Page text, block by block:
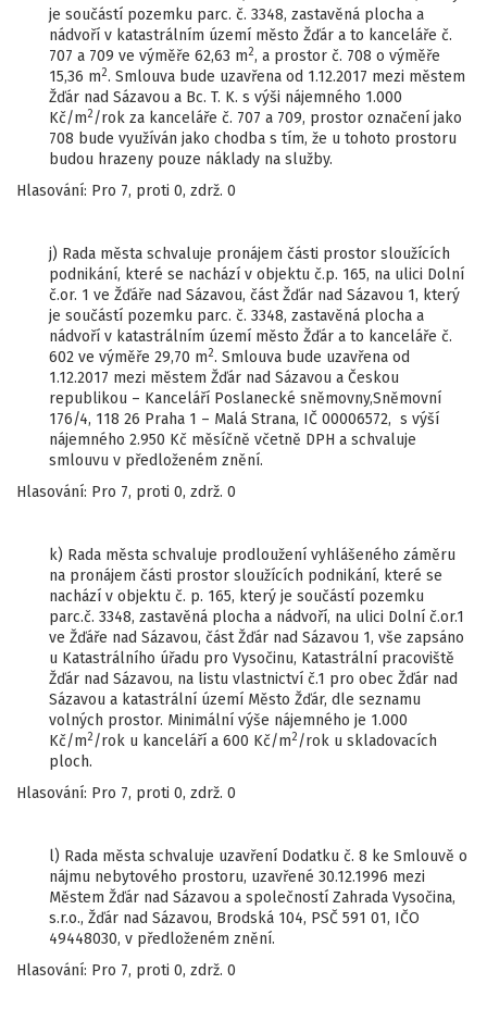
je součástí pozemku parc. č. 3348, zastavěná plocha a
nádvoří v katastrálním území město Žďár a to kanceláře č.
707 a 709 ve výměře 62,63 m2, a prostor č. 708 o výměře
15,36 m2. Smlouva bude uzavřena od 1.12.2017 mezi městem
Žďár nad Sázavou a Bc. T. K. s výši nájemného 1.000
Kč/m2 /rok za kanceláře č. 707 a 709, prostor označení jako
708 bude využíván jako chodba s tím, že u tohoto prostoru
budou hrazeny pouze náklady na služby.
Hlasování: Pro 7, proti 0, zdrž. 0
j) Rada města schvaluje pronájem části prostor sloužících
podnikání, které se nachází v objektu č.p. 165, na ulici Dolní
č.or. 1 ve Žďáře nad Sázavou, část Žďár nad Sázavou 1, který
je součástí pozemku parc. č. 3348, zastavěná plocha a
nádvoří v katastrálním území město Žďár a to kanceláře č.
602 ve výměře 29,70 m2. Smlouva bude uzavřena od
1.12.2017 mezi městem Žďár nad Sázavou a Českou
republikou – Kanceláří Poslanecké sněmovny,Sněmovní
176/4, 118 26 Praha 1 – Malá Strana, IČ 00006572, s výší
nájemného 2.950 Kč měsíčně včetně DPH a schvaluje
smlouvu v předloženém znění.
Hlasování: Pro 7, proti 0, zdrž. 0
k) Rada města schvaluje prodloužení vyhlášeného záměru
na pronájem části prostor sloužících podnikání, které se
nachází v objektu č. p. 165, který je součástí pozemku
parc.č. 3348, zastavěná plocha a nádvoří, na ulici Dolní č.or.1
ve Žďáře nad Sázavou, část Žďár nad Sázavou 1, vše zapsáno
u Katastrálního úřadu pro Vysočinu, Katastrální pracoviště
Žďár nad Sázavou, na listu vlastnictví č.1 pro obec Žďár nad
Sázavou a katastrální území Město Žďár, dle seznamu
volných prostor. Minimální výše nájemného je 1.000
Kč/m2 /rok u kanceláří a 600 Kč/m2 /rok u skladovacích
ploch.
Hlasování: Pro 7, proti 0, zdrž. 0
l) Rada města schvaluje uzavření Dodatku č. 8 ke Smlouvě o
nájmu nebytového prostoru, uzavřené 30.12.1996 mezi
Městem Žďár nad Sázavou a společností Zahrada Vysočina,
s.r.o., Žďár nad Sázavou, Brodská 104, PSČ 591 01, IČO
49448030, v předloženém znění.
Hlasování: Pro 7, proti 0, zdrž. 0